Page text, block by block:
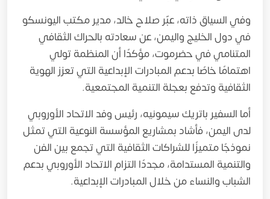
وفي السياق ذاته، عبّر صلاح خالد، مدير مكتب اليونسكو
في دول الخليج واليمن، عن سعادته بالحراك الثقافي
المتنامي في حضرموت، مؤكدًا أن المنظمة تولي
اهتمامًا خاصًا بدعم المبادرات الإبداعية التي تعزز الهوية
الثقافية وتدفع بعجلة التنمية المجتمعية.
أما السفير باتريك سيمونيه، رئيس وفد الاتحاد الأوروبي
لدى اليمن، فأشاد بمشاريع المؤسسة النوعية التي تمثل
نموذجًا متميزًا للشراكات الثقافية التي تجمع بين الفن
والتنمية المستدامة، مجددًا التزام الاتحاد الأوروبي بدعم
الشباب والنساء من خلال المبادرات الإبداعية.